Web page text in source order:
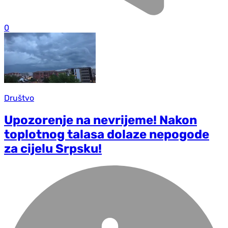
0
Društvo
Upozorenje na nevrijeme! Nakon
toplotnog talasa dolaze nepogode
za cijelu Srpsku!